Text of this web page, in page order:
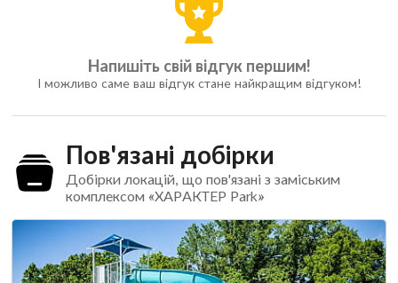
Напишіть свій відгук першим!
І можливо саме ваш відгук стане найкращим відгуком!
Пов'язані добірки
Добірки локацій, що пов'язані з заміським
комплексом «ХАРАКТЕР Park»